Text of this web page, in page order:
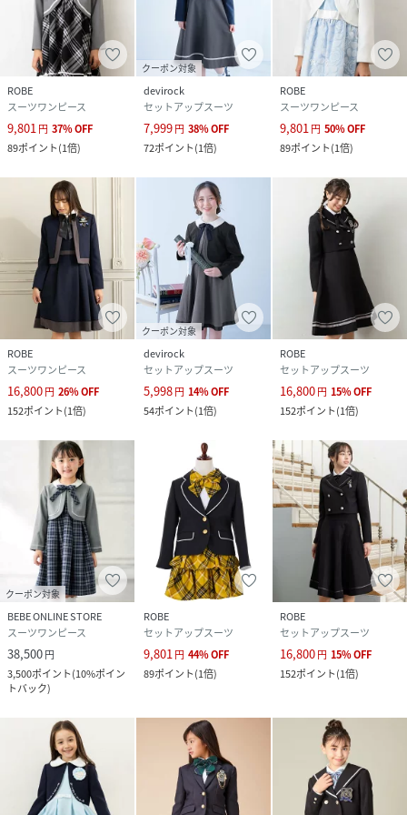
孫孫の日ピアノ発表会子供フォーマルプレゼント
モデル身長：130cm/着用サイズ：130cm
キッズ
素材 ポリエステル100％
品番
JW1386_3027962
3027962-01-10A JW1386
ROBE
スーツワンピース
9,801円 37%OFF
89ポイント(1倍)
クーポン対象
devirock
セットアップスーツ
7,999円 38%OFF
72ポイント(1倍)
ROBE
スーツワンピース
9,801円 50%OFF
89ポイント(1倍)
ROBE
スーツワンピース
16,800円 26%OFF
152ポイント(1倍)
クーポン対象
devirock
セットアップスーツ
5,998円 14%OFF
54ポイント(1倍)
ROBE
セットアップスーツ
16,800円 15%OFF
152ポイント(1倍)
クーポン対象
BEBE ONLINE STORE
スーツワンピース
38,500円
3,500ポイント(10%ポイン
トバック)
ROBE
セットアップスーツ
9,801 円 44%OFF
89ポイント(1倍)
ROBE
セットアップスーツ
16,800円 15%OFF
152ポイント(1倍)